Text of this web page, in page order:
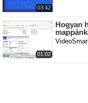
03:42
01:02
Hogyan